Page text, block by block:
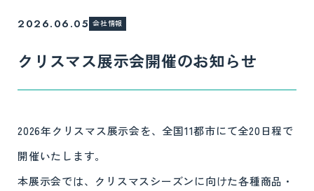
2026.06.05 会社情報
クリスマス展示会開催のお知らせ
2026年クリスマス展示会を、全国11都市にて全20日程で
開催いたします。
本展示会では、クリスマスシーズンに向けた各種商品・